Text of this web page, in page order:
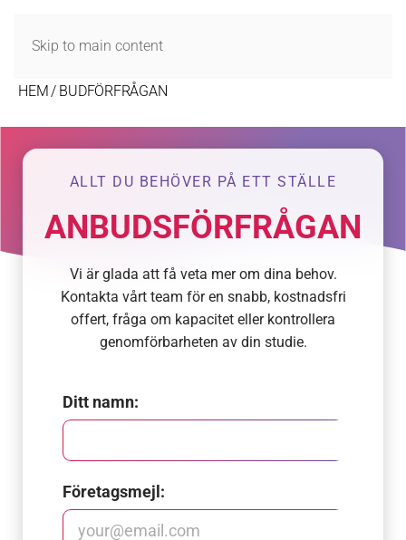
Skip to main content
HEM BUDFÖRFRÅGAN
ALLT DU BEHÖVER PÅ ETT STÄLLE
ANBUDSFÖRFRÅGAN
Vi är glada att få veta mer om dina behov.
Kontakta vårt team för en snabb, kostnadsfri
offert, fråga om kapacitet eller kontrollera
genomförbarheten av din studie.
Ditt namn:
Företagsmejl: